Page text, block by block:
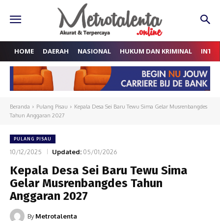
HOME DAERAH NASIONAL HUKUM DAN KRIMINAL
Beranda Pulang Pisau
Kepala Desa Sei Baru Tewu Sima Gelar Musrenbangdes
Tahun Anggaran 2027
PULANG PISAU
10/12/2025 Updated: 05/01/2026
Kepala Desa Sei Baru Tewu Sima
Gelar Musrenbangdes Tahun
Anggaran 2027
By Metrotalenta